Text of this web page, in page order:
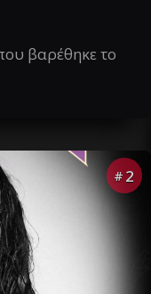
βαρέθηκε το
# 2